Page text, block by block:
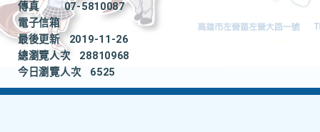
傳真
07-5810087
電子信箱
最後更新
2019-11-26
總瀏覽人次
28810968
今日瀏覽人次
6525